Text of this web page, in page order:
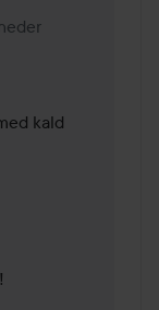
på Lyko.lades 8
kald